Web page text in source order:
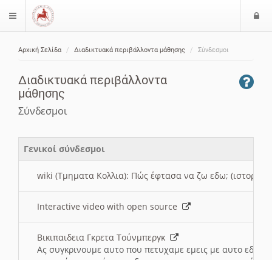
$langMenu
Αρχική Σελίδα Διαδικτυακά περιβάλλοντα μάθησης Σύνδεσμοι
Διαδικτυακά περιβάλλοντα
μάθησης
Σύνδεσμοι
Γενικοί σύνδεσμοι
wiki (Τμηματα Κολλια): Πώς έφτασα να ζω εδω; (ιστορια)
Interactive video with open source
Βικιπαιδεια Γκρετα Τούνμπεργκ
Ας συγκρινουμε αυτο που πετυχαμε εμεις με αυτο εδω